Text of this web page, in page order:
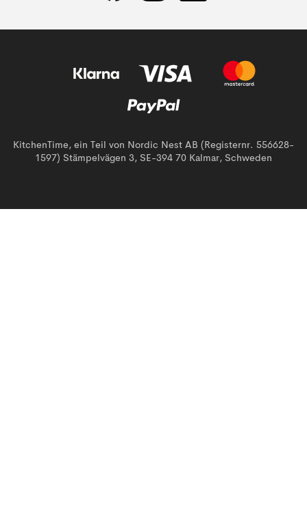
KitchenTime, ein Teil von Nordic Nest AB (Registernr. 556628-
1597) Stämpelvägen 3, SE-394 70 Kalmar, Schweden